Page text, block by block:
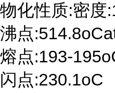
物化性质:密度
沸点
熔点:193-
闪点:230.1oC